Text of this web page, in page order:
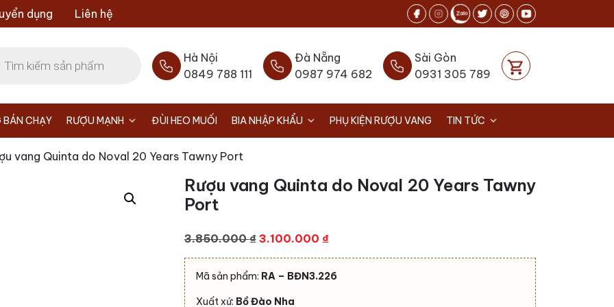
dụng Liên hệ
Hà Nội
0849 788 111
Đà Nẵng
0987 974 682
Sài Gòn
0931 305 789
BÁN CHẠY RƯỢU MẠNH ĐÙI HEO MUỐI BIA NHẬP KHẨU PHỤ KIỆN RƯỢU VANG TIN TỨC
vang Quinta do Noval 20 Years Tawny Port
Rượu vang Quinta do Noval 20 Years Tawny
Port
3.850.000₫ Giá
gốc
là:
3.100.000 ₫Giá
hiện
tại
Mã sản phẩm: RA – BĐN3.226
Xuất xứ: Bồ Đào Nha